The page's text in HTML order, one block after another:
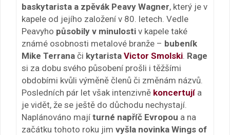
baskytarista a zpěvák Peavy Wagner, který je v
kapele od jejího založení v 80. letech. Vedle
Peavyho působily v minulosti v kapele také
známé osobnosti metalové branže – bubeník
Mike Terrana či kytarista Victor Smolski Rage
si za dobu svého působení prošli i těžšími
obdobími kvůli výměně členů či změnám názvů.
Posledních pár let však intenzivně koncertují a
je vidět, že se ještě do důchodu nechystají.
Naplánováno mají turné napříč Evropou a na
začátku tohoto roku jim vyšla novinka Wings of